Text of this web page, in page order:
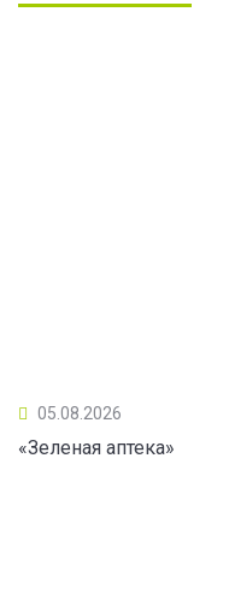
05.08.2026
«Зеленая аптека»